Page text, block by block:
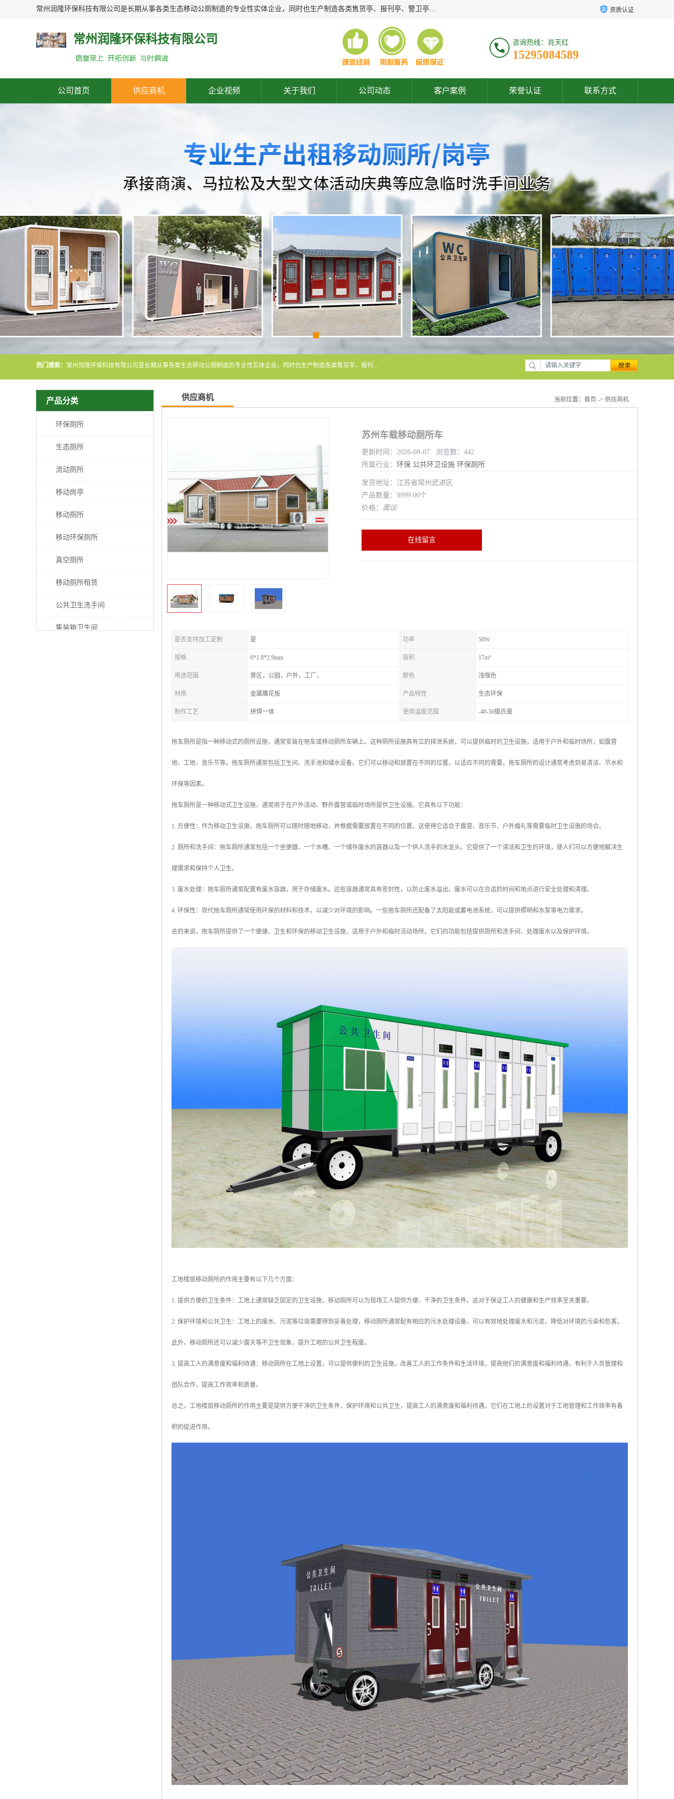
常州润隆环保科技有限公司是长期从事各类生态移动公厕制造的专业性实体企业，同时也生产制造各类售货亭、报刊亭、警卫亭等，我公司将尽全力为各用户在设计、制造、服务上提供快捷满意的全程服务，本公司愿与各用户携手共创辉煌业绩。主要产品：移动厕所;、生态厕所、 环保厕所、 流动厕所、商亭、岗亭、活动板房、移动厕所租赁等； 资质认证
常州润隆环保科技有限公司 咨询热线：肖天红
15295084589
公司首页 供应商机 企业视频 关于我们 公司动态 客户案例 荣誉认证 联系方式
热门搜索： 常州润隆环保科技有限公司是长期从事各类生态移动公厕制造的专业性实体企业，同时也生产制造各类售货亭、报刊亭、警卫亭等，我公司将尽全力为各用户在设计、制造、服务上提供快捷满意的全程服务，本公司愿与各用户携手共创辉煌业绩。主要产品：移动厕所;、生态厕所、 环保厕所、 流动厕所、商亭、岗亭、活动板房、移动厕所租赁等；
产品分类
环保厕所
生态厕所
流动厕所
移动岗亭
移动厕所
移动环保厕所
真空厕所
移动厕所租赁
公共卫生洗手间
集装箱卫生间
供应商机 当前位置： 首页 -> 供应商机
苏州车载移动厕所车
更新时间：2026-08-07 浏览数：442
所属行业： 环保 公共环卫设施 环保厕所
发货地址：江苏省常州武进区
产品数量：9999.00个
价格： 面议
在线留言
是否支持加工定制 是 功率 50W
规格 6*1.8*2.9mm 容积 17m³
用途范围 景区，公园，户外，工厂， 颜色 浅咖色
材质 金属雕花板 产品特性 生态环保
制作工艺 拼焊一体 使用温度范围 -40-50摄氏度
拖车厕所是指一种移动式的厕所设施，通常安装在拖车或移动厕所车辆上。这种厕所设施具有立的排泄系统，可以提供临时的卫生设施，适用于户外和临时场所，如露营
地、工地、音乐节等。拖车厕所通常包括卫生间、洗手池和储水设备。它们可以移动和放置在不同的位置，以适应不同的需要。拖车厕所的设计通常考虑到易清洁、节水和
环保等因素。
拖车厕所是一种移动式卫生设施，通常用于在户外活动、野外露营或临时场所提供卫生设施。它具有以下功能：
1. 方便性：作为移动卫生设施，拖车厕所可以随时随地移动，并根据需要放置在不同的位置。这使得它适合于露营、音乐节、户外婚礼等需要临时卫生设施的场合。
2. 厕所和洗手间：拖车厕所通常包括一个坐便器、一个水槽、一个储存废水的容器以及一个供人洗手的水龙头。它提供了一个清洁和卫生的环境，使人们可以方便地解决生
理需求和保持个人卫生。
3. 废水处理：拖车厕所通常配置有废水容器，用于存储废水。这些容器通常具有密封性，以防止废水溢出。废水可以在合适的时间和地点进行安全处理和清理。
4. 环保性：现代拖车厕所通常使用环保的材料和技术，以减少对环境的影响。一些拖车厕所还配备了太阳能或蓄电池系统，可以提供照明和水泵等电力需求。
总的来说，拖车厕所提供了一个便捷、卫生和环保的移动卫生设施，适用于户外和临时活动场所。它们的功能包括提供厕所和洗手间、处理废水以及保护环境。
工地楼层移动厕所的作用主要有以下几个方面：
1. 提供方便的卫生条件：工地上通常缺乏固定的卫生设施，移动厕所可以为现场工人提供方便、干净的卫生条件。这对于保证工人的健康和生产效率至关重要。
2. 保护环境和公共卫生：工地上的废水、污泥等垃圾需要得到妥善处理，移动厕所通常配有相应的污水处理设备，可以有效地处理废水和污泥，降低对环境的污染和危害。
此外，移动厕所还可以减少露天等不卫生现象，提升工地的公共卫生程度。
3. 提高工人的满意度和福利待遇：移动厕所在工地上设置，可以提供便利的卫生设施，改善工人的工作条件和生活环境，提高他们的满意度和福利待遇，有利于人员管理和
团队合作，提高工作效率和质量。
总之，工地楼层移动厕所的作用主要是提供方便干净的卫生条件，保护环境和公共卫生，提高工人的满意度和福利待遇。它们在工地上的设置对于工地管理和工作效率有着
积的促进作用。